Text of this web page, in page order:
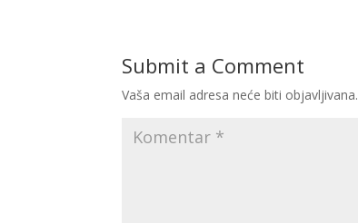
Submit a Comment
Vaša email adresa neće biti objavljivana.